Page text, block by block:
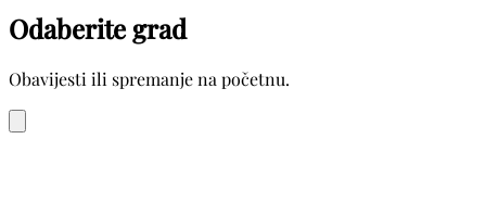
Odaberite grad
Obavijesti ili spremanje na početnu.